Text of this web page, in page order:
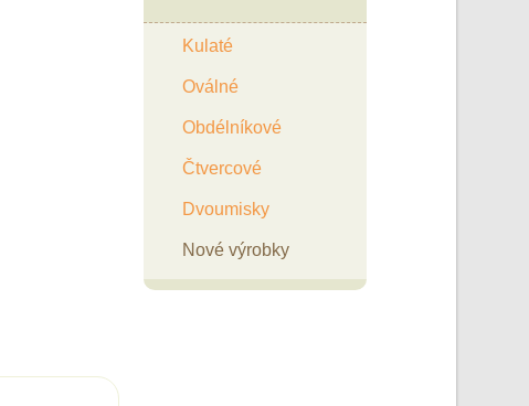
Kulaté
Oválné
Obdélníkové
Čtvercové
Dvoumisky
Nové výrobky